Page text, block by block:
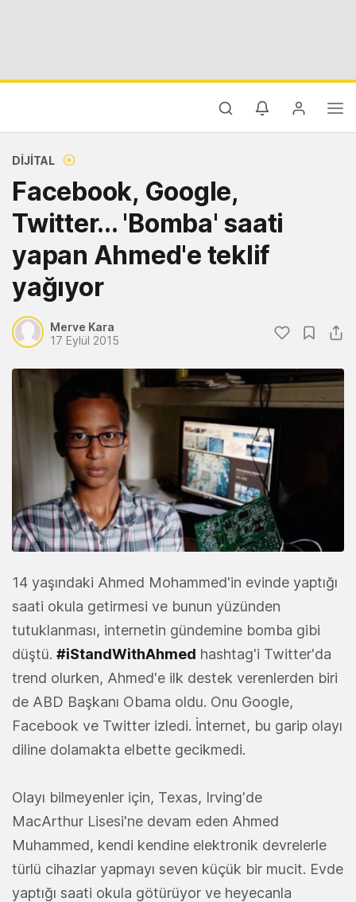
DIJITAL
Facebook, Google,
Twitter... 'Bomba' saati
yapan Ahmed'e teklif
yağıyor
Merve Kara
17 Eylül 2015
14 yaşındaki Ahmed Mohammed'in evinde yaptığı
saati okula getirmesi ve bunun yüzünden
tutuklanması, internetin gündemine bomba gibi
düştü. #iStandWithAhmed hashtag'i Twitter'da
trend olurken, Ahmed'e ilk destek verenlerden biri
de ABD Başkanı Obama oldu. Onu Google,
Facebook ve Twitter izledi. İnternet, bu garip olayı
diline dolamakta elbette gecikmedi.
Olayı bilmeyenler için, Texas, Irving'de
MacArthur Lisesi'ne devam eden Ahmed
Muhammed, kendi kendine elektronik devrelerle
türlü cihazlar yapmayı seven küçük bir mucit. Evde
yaptığı saati okula götürüyor ve heyecanla